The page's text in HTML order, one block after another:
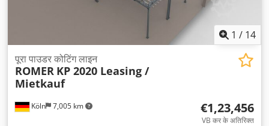
1 / 14
Köln 7,005 km
पूरा पाउडर कोटिंग लाइन
ROMER KP 2020 Leasing /
Mietkauf
€1,23,456
VB कर के अतिरिक्त